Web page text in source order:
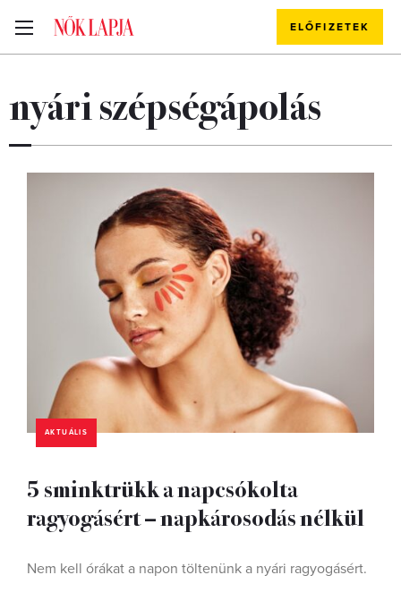
ELŐFIZETEK
nyári szépségápolás
AKTUÁLIS
5 sminktrükk a napcsókolta
ragyogásért – napkárosodás nélkül
Nem kell órákat a napon töltenünk a nyári ragyogásért.